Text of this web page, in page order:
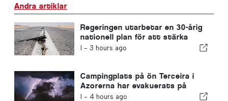
Andra artiklar
Regeringen utarbetar en 30-årig
nationell plan för att stärka
Portugals motståndskraft mot
I - 3 hours ago
Campingplats på ön Terceira i
Azorerna har evakuerats på
grund av storm
I - 4 hours ago